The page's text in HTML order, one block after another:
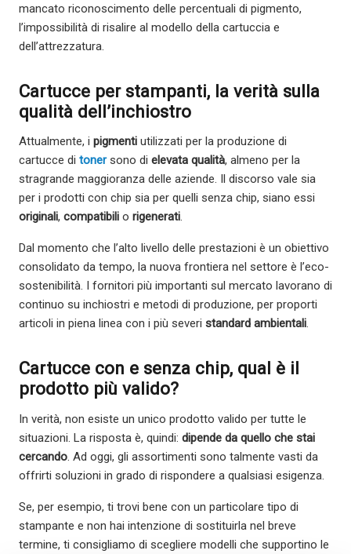
mancato riconoscimento delle percentuali di pigmento,
l’impossibilità di risalire al modello della cartuccia e
dell’attrezzatura.
Cartucce per stampanti, la verità sulla
qualità dell’inchiostro
Attualmente, i pigmenti utilizzati per la produzione di
cartucce di tonersono di elevata qualità, almeno per la
stragrande maggioranza delle aziende. Il discorso vale sia
per i prodotti con chip sia per quelli senza chip, siano essi
originali, compatibili o rigenerati.
Dal momento che l’alto livello delle prestazioni è un obiettivo
consolidato da tempo, la nuova frontiera nel settore è l’eco-
sostenibilità. I fornitori più importanti sul mercato lavorano di
continuo su inchiostri e metodi di produzione, per proporti
articoli in piena linea con i più severi standard ambientali.
Cartucce con e senza chip, qual è il
prodotto più valido?
In verità, non esiste un unico prodotto valido per tutte le
situazioni. La risposta è, quindi: dipende da quello che stai
cercando . Ad oggi, gli assortimenti sono talmente vasti da
offrirti soluzioni in grado di rispondere a qualsiasi esigenza.
Se, per esempio, ti trovi bene con un particolare tipo di
stampante e non hai intenzione di sostituirla nel breve
termine, ti consigliamo di scegliere modelli che supportino le